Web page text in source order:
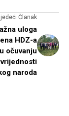
Članak
uloga
HDZ-a
očuvanju
naroda